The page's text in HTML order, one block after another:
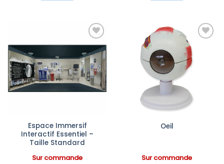
Ajouter
à la liste
d’envies
Espace Immersif
Interactif Essentiel –
Taille Standard
Sur commande
Ajouter
à la liste
Oeil
Sur commande